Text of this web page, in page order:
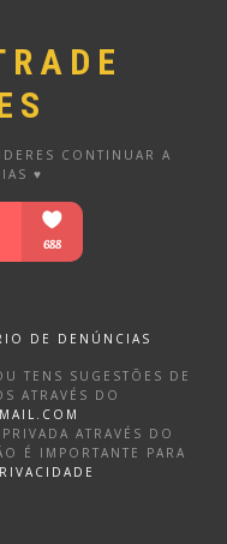
CONTINUAR A
♥
DE DENÚNCIAS
TENS SUGESTÕES DE
ATRAVÉS DO
ATRAVÉS DO
É IMPORTANTE PARA